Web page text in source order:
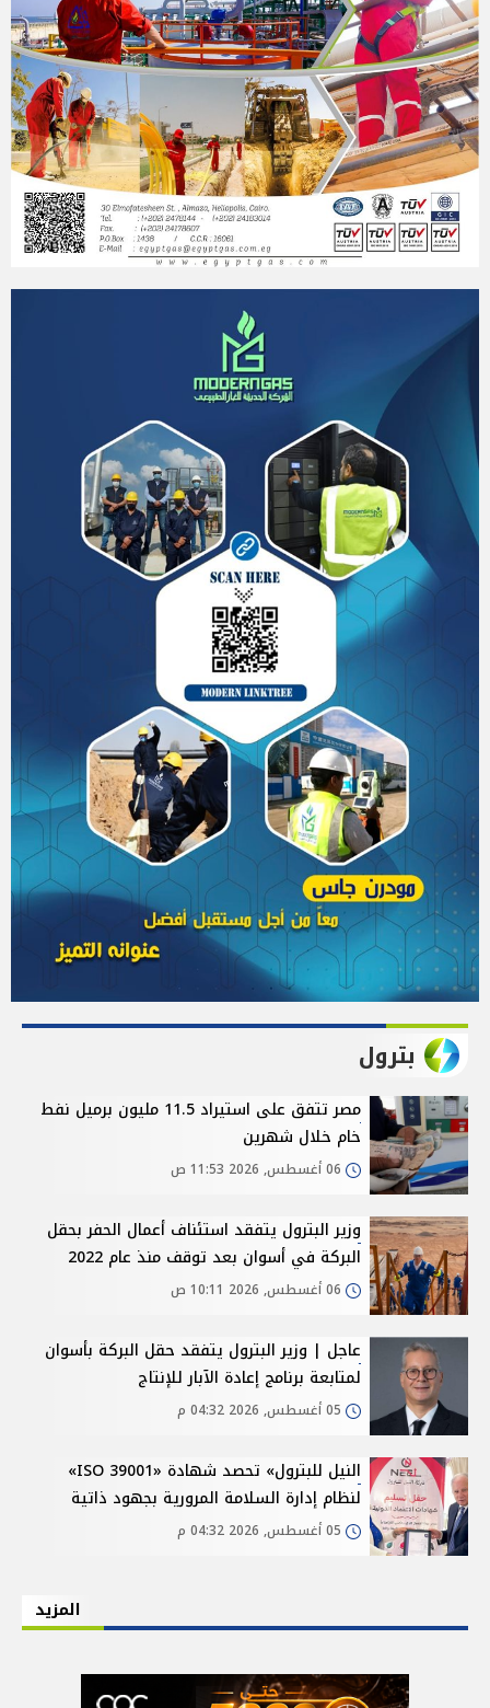
بترول
مصر تتفق على استيراد 11.5 مليون برميل نفط
خام خلال شهرين
وزير البترول يتفقد استئناف أعمال الحفر بحقل
البركة في أسوان بعد توقف منذ عام 2022
عاجل | وزير البترول يتفقد حقل البركة بأسوان
لمتابعة برنامج إعادة الآبار للإنتاج
النيل للبترول» تحصد شهادة «ISO 39001»
لنظام إدارة السلامة المرورية بجهود ذاتية
المزيد